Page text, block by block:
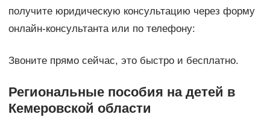
получите юридическую консультацию через форму
онлайн-консультанта или по телефону:
Звоните прямо сейчас, это быстро и бесплатно.
Региональные пособия на детей в
Кемеровской области